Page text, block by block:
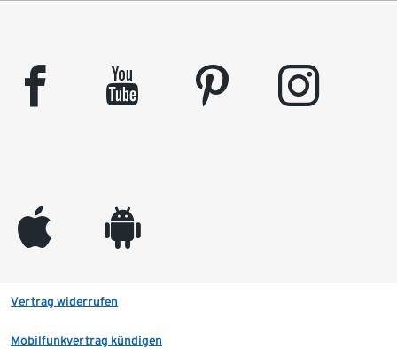
facebook youtube pinterest instagram
appleinc android
Vertrag widerrufen
Mobilfunkvertrag kündigen